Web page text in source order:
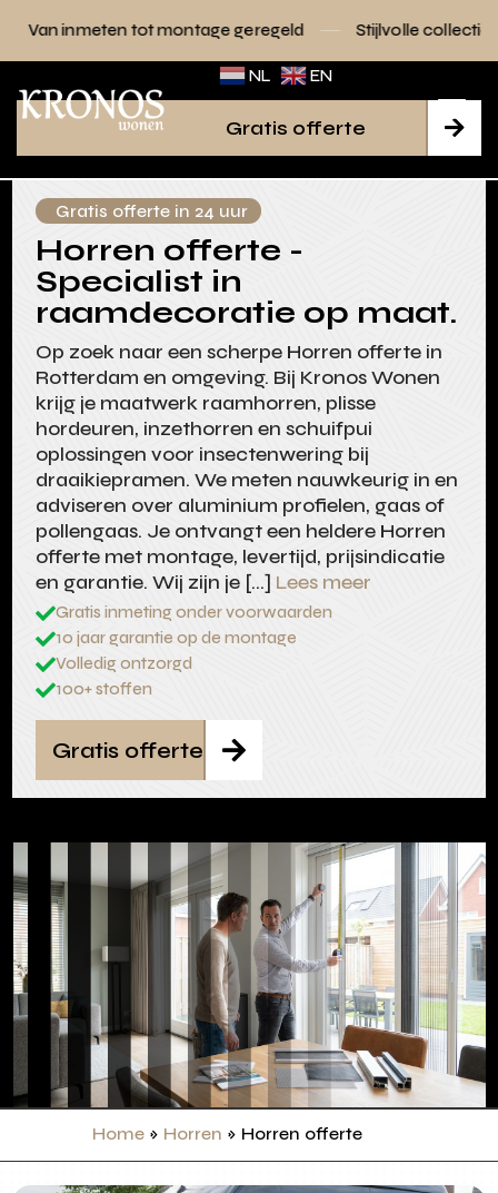
tot montage geregeld Stijlvolle collecties voor elk
NL EN

Gratis offerte
Gratis offerte in 24 uur
Horren offerte -
Specialist in
raamdecoratie op maat.
Op zoek naar een scherpe Horren offerte in
Rotterdam en omgeving. Bij Kronos Wonen
krijg je maatwerk raamhorren, plisse
hordeuren, inzethorren en schuifpui
oplossingen voor insectenwering bij
draaikiepramen. We meten nauwkeurig in en
adviseren over aluminium profielen, gaas of
pollengaas. Je ontvangt een heldere Horren
offerte met montage, levertijd, prijsindicatie
en garantie. Wij zijn je […] Lees meer
Gratis inmeting onder voorwaarden
10 jaar garantie op de montage
Volledig ontzorgd
100+ stoffen

Gratis offerte
Home» Horren » Horren offerte